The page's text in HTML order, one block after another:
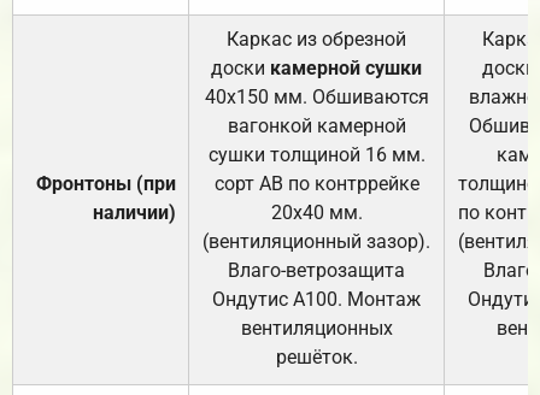
Фронтоны (при
наличии)
Каркас из обрезной
доски камерной сушки
40х150 мм. Обшиваются
вагонкой камерной
сушки толщиной 16 мм.
сорт АВ по контррейке
20х40 мм.
(вентиляционный зазор).
Влаго-ветрозащита
Ондутис А100. Монтаж
вентиляционных
решёток.
доски
по